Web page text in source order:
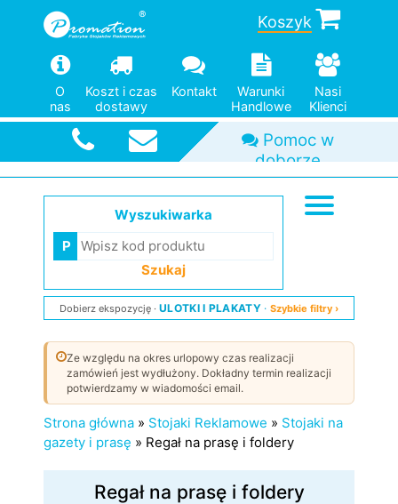
O
nas
Koszt i czas
dostawy
Kontakt
Warunki
Handlowe
Nasi
Klienci
Koszyk
Szybka
wysyłka
Wyszukiwarka
Szukaj
Dobierz ekspozycję ULOTKI I PLAKATY Szybkie filtry ›
Ze względu na okres urlopowy czas realizacji
zamówień jest wydłużony. Dokładny termin realizacji
potwierdzamy w wiadomości email.
Strona główna » Stojaki Reklamowe » Stojaki na
gazety i prasę » Regał na prasę i foldery
Regał na prasę i foldery